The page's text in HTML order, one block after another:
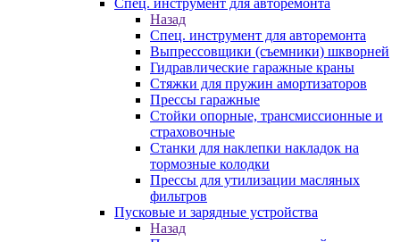
Спец. инструмент для авторемонта
Назад
Спец. инструмент для авторемонта
Выпрессовщики (съемники) шкворней
Гидравлические гаражные краны
Стяжки для пружин амортизаторов
Прессы гаражные
Стойки опорные, трансмиссионные и
страховочные
Станки для наклепки накладок на
тормозные колодки
Прессы для утилизации масляных
фильтров
Пусковые и зарядные устройства
Назад